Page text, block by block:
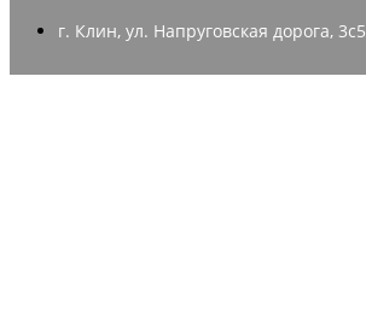
г. Клин, ул. Напруговская дорога, 3с5